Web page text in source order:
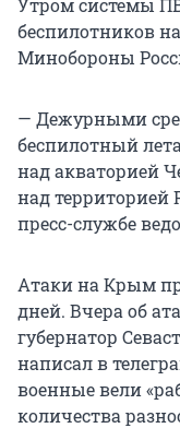
Утром системы
беспилотников
Минобороны
— Дежурными
беспилотный
над акваторией
над
пресс-службе
Атаки на Крым
дней. Вчера об
губернатор
написал в
военные вели
количества